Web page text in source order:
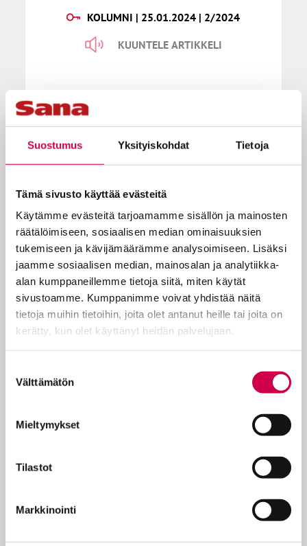
Suostumus Yksityiskohdat Tietoja
Tämä sivusto käyttää evästeitä
Käytämme evästeitä tarjoamamme sisällön ja mainosten
räätälöimiseen, sosiaalisen median ominaisuuksien
tukemiseen ja kävijämäärämme analysoimiseen. Lisäksi
jaamme sosiaalisen median, mainosalan ja analytiikka-
alan kumppaneillemme tietoja siitä, miten käytät
sivustoamme. Kumppanimme voivat yhdistää näitä
tietoja muihin tietoihin, joita olet antanut heille tai joita on
kerätty, kun olet käyttänyt heidän palvelujaan.
valinta
Välttämätön
Mieltymykset
Tilastot
Markkinointi
KOLUMNI | 25.01.2024 | 2/2024
KUUNTELE ARTIKKELI
Venho | Sisarten laulua
Armonlaaksossa
Elokuussa 2023 olen Mari Leppäsen kanssa
Se on jäljellä täällä keskiajalla sijainneesta
birgittalaisluostarista. Muun luostarin
raunio on kumpareisten maakerrosten alla
kirkon seinämän ulkopuolella,
hautausmaan tuntumassa. Kun
kävelemme siellä, mietin kerroksia.
Yhteyttä menneeseen, joka on tässä.
Teemme…
KOKEILE KUUKAUSI
1 € / 1 kk. Se on helppoa ja